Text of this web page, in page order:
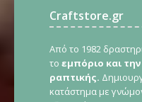
Craftstore.gr
Από το 1982
το εμπόριο και
ραπτικής.
κατάστημα με